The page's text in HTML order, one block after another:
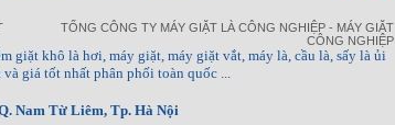
TỔNG CÔNG TY MÁY GIẶT LÀ CÔNG NGHIỆP - MÁY GIẶT
CÔNG NGHIỆP
giặt khô là hơi, máy giặt, máy giặt vắt, máy là, cầu là, sấy là ủi
giá tốt nhất phân phối toàn quốc ...
Nam Từ Liêm, Tp. Hà Nội